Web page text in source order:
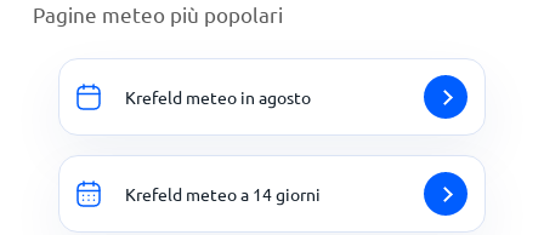
Pagine meteo più popolari
Krefeld meteo in agosto
Krefeld meteo a 14 giorni